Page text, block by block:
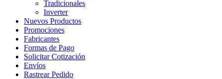
Tradicionales
Inverter
Nuevos Productos
Promociones
Fabricantes
Formas de Pago
Solicitar Cotización
Envíos
Rastrear Pedido